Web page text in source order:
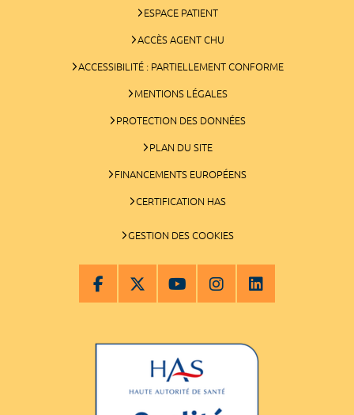
ESPACE PATIENT
ACCÈS AGENT CHU
ACCESSIBILITÉ : PARTIELLEMENT CONFORME
MENTIONS LÉGALES
PROTECTION DES DONNÉES
PLAN DU SITE
FINANCEMENTS EUROPÉENS
CERTIFICATION HAS
GESTION DES COOKIES